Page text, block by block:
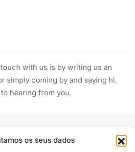
os seus dados
with us is by writing us an
simply coming by and saying hi.
hearing from you.